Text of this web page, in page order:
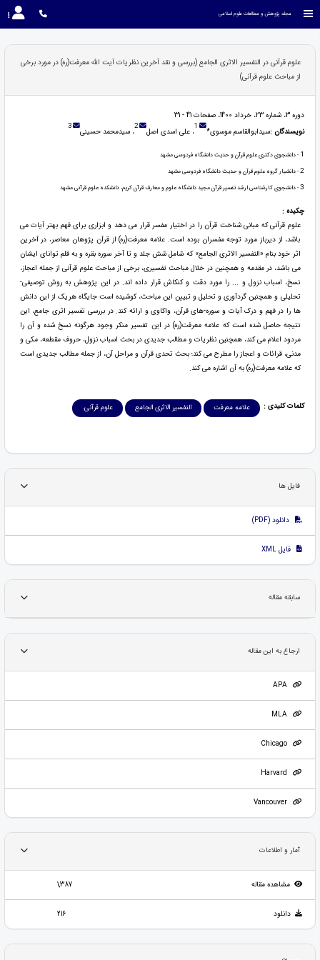
مجله پژوهش و مطالعات علوم اسلامی
علوم قرآنی در التفسیر الاثری الجامع (بررسی و نقد آخرین نظریات آیت الله معرفت(ره) در مورد برخی
از مباحث علوم قرآنی)
دوره 3، شماره 23، خرداد 1400، صفحات 41 - 31
نویسندگان :سیدابوالقاسم موسوی* 1، علی اسدی اصل 2، سیدمحمد حسینی 3
1 - دانشجوی دکتری علوم قرآن و حدیث دانشگاه فردوسی مشهد
2- دانشیار گروه علوم قرآن و حدیث دانشگاه فردوسی مشهد
3- دانشجوی کارشناسی ارشد تفسیر قرآن مجید دانشگاه علوم و معارف قرآن کریم، دانشکده علوم قرآنی مشهد
چکیده :
علوم قرآنی که مبانی شناخت قرآن را در اختیار مفسر قرار می دهد و ابزاری برای فهم بهتر آیات می
باشد، از دیرباز مورد توجه مفسران بوده است. علامه معرفت(ره) از قرآن پژوهان معاصر، در آخرین
اثر خود بنام «التفسیر الاثری الجامع» که شامل شش جلد و تا آخر سوره بقره و به قلم توانای ایشان
می باشد، در مقدمه و همچنین در خلال مباحث تفسیری، برخی از مباحث علوم قرآنی از جمله اعجاز،
نسخ، اسباب نزول و ... را مورد دقت و کنکاش قرار داده اند. در این پژوهش به روش توصیفی-
تحلیلی و همچنین گردآوری و تحلیل و تبیین این مباحث، کوشیده است جایگاه هریک از این دانش
ها را در فهم و درک آیات و سوره-های قرآن، واکاوی و ارائه کند. در بررسی تفسیر اثری جامع، این
نتیجه حاصل شده است که علامه معرفت(ره) در این تفسیر منکر وجود هرگونه نسخ شده و آن را
مردود اعلام می کند، همچنین نظریات و مطالب جدیدی در بحث اسباب نزول، حروف مقطعه، مکی و
مدنی، قرائات و اعجاز را مطرح می کند؛ بحث تحدی قرآن و مراحل آن، از جمله مطالب جدیدی است
که علامه معرفت(ره) به آن اشاره می کند.
کلمات کلیدی : علامه معرفت التفسیر الاثری الجامع علوم قرآنی.
فایل ها
دانلود (PDF)
فایل XML
سابقه مقاله
ارجاع به این مقاله
APA
MLA
Chicago
Vancouver
آمار و اطلاعات
مشاهده مقاله 1,387
دانلود 216